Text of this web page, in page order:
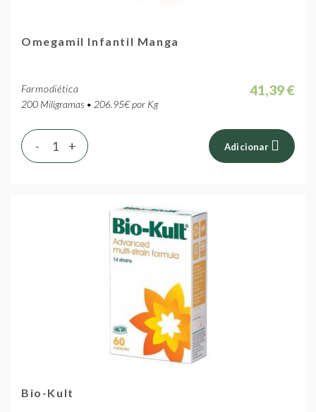
Omegamil Infantil Manga
Farmodiética
200 Miligramas • 206.95€ por Kg
41,39 €
+
- Adicionar
Bio-Kult